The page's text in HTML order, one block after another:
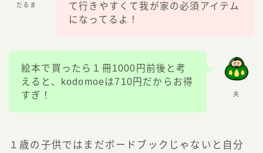
だるま
て行きやすくて我が家の必須アイテム
になってるよ！
夫
絵本で買ったら１冊1000円前後と考
えると、kodomoeは710円だからお得
すぎ！
１歳の子供ではまだボードブックじゃないと自分